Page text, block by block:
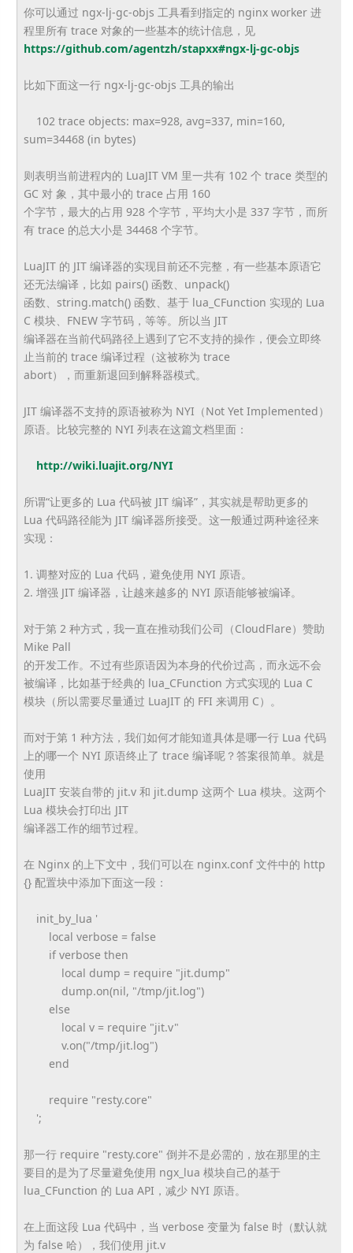
你可以通过 ngx-lj-gc-objs 工具看到指定的 nginx worker 进
程里所有 trace 对象的一些基本的统计信息，见
https://github.com/agentzh/stapxx#ngx-lj-gc-objs
比如下面这一行 ngx-lj-gc-objs 工具的输出
102 trace objects: max=928, avg=337, min=160,
sum=34468 (in bytes)
则表明当前进程内的 LuaJIT VM 里一共有 102 个 trace 类型的
GC 对 象，其中最小的 trace 占用 160
个字节，最大的占用 928 个字节，平均大小是 337 字节，而所
有 trace 的总大小是 34468 个字节。
LuaJIT 的 JIT 编译器的实现目前还不完整，有一些基本原语它
还无法编译，比如 pairs() 函数、unpack()
函数、string.match() 函数、基于 lua_CFunction 实现的 Lua
C 模块、FNEW 字节码，等等。所以当 JIT
编译器在当前代码路径上遇到了它不支持的操作， 便会立即终
止当前的 trace 编译过程（这被称为 trace
abort），而重新退回到解释器模式。
JIT 编译器不支持的原语被称为 NYI（Not Yet Implemented）
原语。比较完整的 NYI 列表在这篇文档里面：
http://wiki.luajit.org/NYI
所谓“让更多的 Lua 代码被 JIT 编译”，其实就是帮助更多的
Lua 代码路径能为 JIT 编译器所接受。这一般通过两种途径来
实现：
1. 调整对应的 Lua 代码，避免使用 NYI 原语。
2. 增强 JIT 编译器，让越来越多的 NYI 原语能够被编译。
对于第 2 种方式，我一直在推动我们公司（CloudFlare）赞助
Mike Pall
的开发工作。不过有些原语因为本身的代价过高， 而永远不会
被编译，比如基于经典的 lua_CFunction 方式实现的 Lua C
模块（所以需要尽量通过 LuaJIT 的 FFI 来调用 C）。
而对于第 1 种方法，我们如何才能知道具体是哪一行 Lua 代码
上的哪一个 NYI 原语终止了 trace 编译呢？答案很简单。就是
使用
LuaJIT 安装自带的 jit.v 和 jit.dump 这两个 Lua 模块。这两个
Lua 模块会打印出 JIT
编译器工作的细节过程。
在 Nginx 的上下文中，我们可以在 nginx.conf 文件中的 http
{} 配置块中添加下面这一段：
init_by_lua '
local verbose = false
if verbose then
local dump = require "jit.dump"
dump.on(nil, "/tmp/jit.log")
else
local v = require "jit.v"
v.on("/tmp/jit.log")
end
require "resty.core"
';
那一行 require "resty.core" 倒并不是必需的，放在那里的主
要目的是为了尽量避免使用 ngx_lua 模块自己的基于
lua_CFunction 的 Lua API，减少 NYI 原语。
在上面这段 Lua 代码中，当 verbose 变量为 false 时（默认就
为 false 哈），我们使用 jit.v